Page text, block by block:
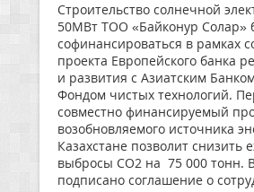
Строительство солнечной
50МВт ТОО «Байконур Солар»
софинансироваться в рамках
проекта Европейского банка
и развития с Азиатским
Фондом чистых технологий.
совместно финансируемый
возобновляемого источника
Казахстане позволит снизить
выбросы CO2 на 75 000 тонн.
подписано соглашение о